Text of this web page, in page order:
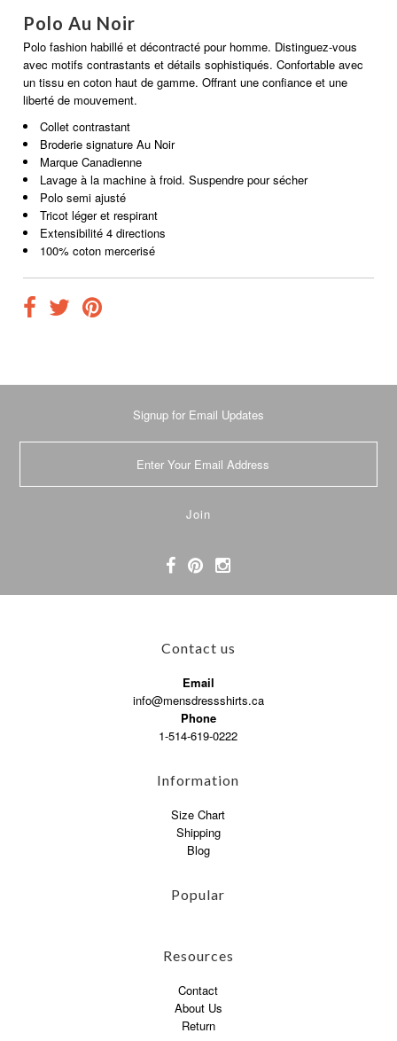
Polo Au Noir
Polo fashion habillé et décontracté pour homme. Distinguez-vous
avec motifs contrastants et détails sophistiqués. Confortable avec
un tissu en coton haut de gamme. Offrant une confiance et une
liberté de mouvement.
Collet contrastant
Broderie signature Au Noir
Marque Canadienne
Lavage à la machine à froid. Suspendre pour sécher
Polo semi ajusté
Tricot léger et respirant
Extensibilité 4 directions
100% coton mercerisé
Signup for Email Updates
Contact us
Email
info@mensdressshirts.ca
Phone
1-514-619-0222
Information
Size Chart
Shipping
Blog
Popular
Resources
Contact
About Us
Return